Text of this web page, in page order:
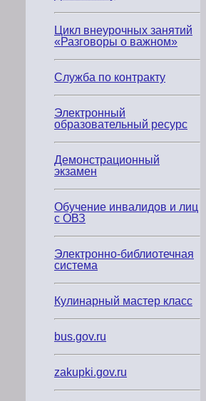
присутствовали
родители
студентов.
смогли
оценить
уровень
культурного
мероприятия,
организованного
стенах
колледжа.
талантливые
артисты,
представившие
богатство
музыкальных
традиций
Дагестана
Величко
композицией
«Девушки‑бойцы»;
Арсен
Курбан
Цикл внеурочных занятий
«Разговоры о важном»
Служба по контракту
Электронный
образовательный ресурс
Демонстрационный
экзамен
Обучение инвалидов и лиц
с ОВЗ
Электронно-библиотечная
система
Кулинарный мастер класс
bus.gov.ru
zakupki.gov.ru